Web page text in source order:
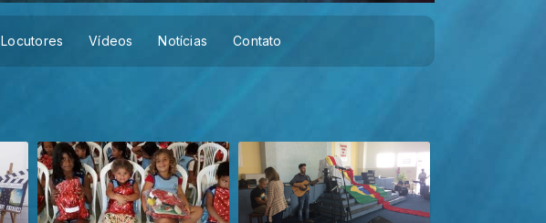
Locutores Vídeos Notícias Contato